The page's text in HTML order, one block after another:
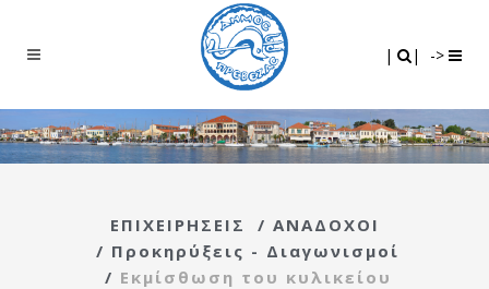
| | ->
ΕΠΙΧΕΙΡΗΣΕΙΣ / ΑΝΑΔΟΧΟΙ
/ Προκηρύξεις - Διαγωνισμοί
/ Εκμίσθωση του κυλικείου